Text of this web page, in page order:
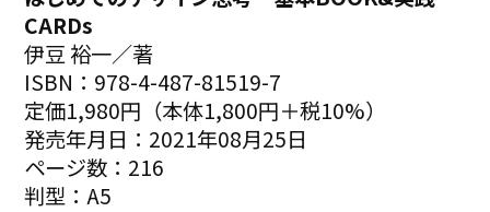
CARDs
伊豆 裕一／著
ISBN：978-4-487-81519-7
定価1,980円（本体1,800円＋税10%）
発売年月日：2021年08月25日
ページ数：216
判型：A5